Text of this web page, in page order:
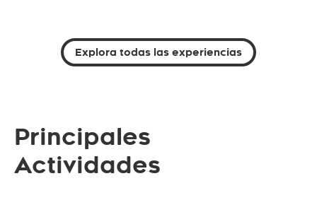
Explora todas las experiencias
Principales
Actividades